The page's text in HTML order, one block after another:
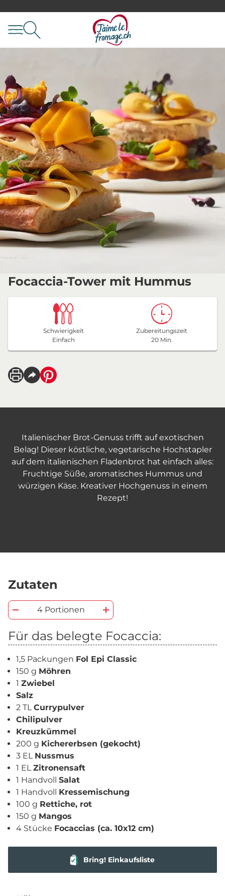
Focaccia-Tower mit Hummus
Schwierigkeit
Einfach
Zubereitungszeit
20 Min.
Italienischer Brot-Genuss trifft auf exotischen
Belag! Dieser köstliche, vegetarische Hochstapler
auf dem italienischen Fladenbrot hat einfach alles:
Fruchtige Süße, aromatisches Hummus und
würzigen Käse. Kreativer Hochgenuss in einem
Rezept!
Zutaten
4 Portionen
Für das belegte Focaccia:
1,5 Packungen Fol Epi Classic
150 g Möhren
1 Zwiebel
Salz
2 TLCurrypulver
Chilipulver
Kreuzkümmel
200 g Kichererbsen (gekocht)
3 EL Nussmus
1 ELZitronensaft
1 Handvoll Salat
1 Handvoll Kressemischung
100 g Rettiche, rot
150 g Mangos
4 Stücke Focaccias (ca. 10x12 cm)
Bring! Einkaufsliste